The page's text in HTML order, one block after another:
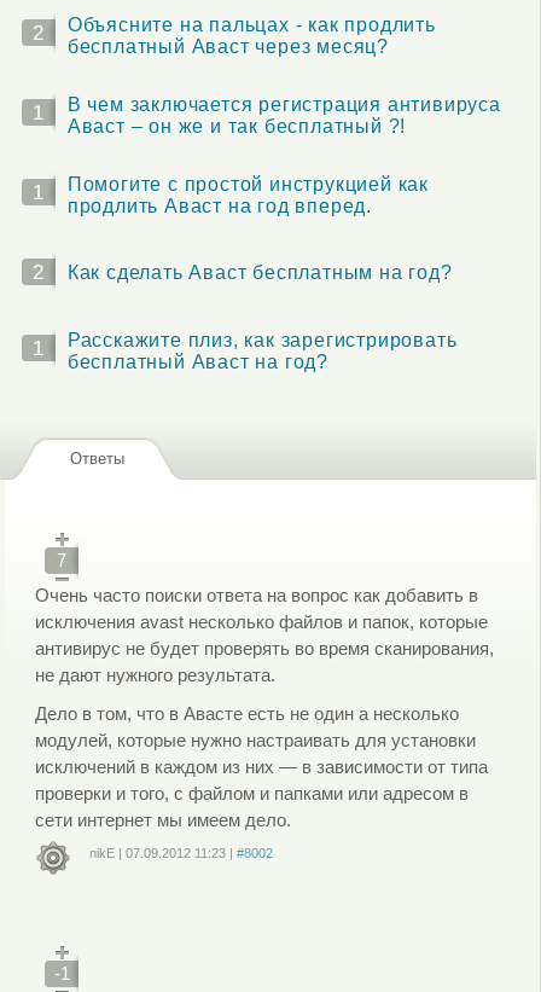
2
Объясните на пальцах - как продлить
бесплатный Аваст через месяц?
1
В чем заключается регистрация антивируса
Аваст – он же и так бесплатный ?!
1
Помогите с простой инструкцией как
продлить Аваст на год вперед.
2 Как сделать Аваст бесплатным на год?
1
Расскажите плиз, как зарегистрировать
бесплатный Аваст на год?
Ответы
7
Очень часто поиски ответа на вопрос как добавить в
исключения avast несколько файлов и папок, которые
антивирус не будет проверять во время сканирования,
не дают нужного результата.
Дело в том, что в Авасте есть не один а несколько
модулей, которые нужно настраивать для установки
исключений в каждом из них — в зависимости от типа
проверки и того, с файлом и папками или адресом в
сети интернет мы имеем дело.
nikE |07.09.2012 11:23 |#8002
-1